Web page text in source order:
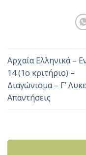
Αρχαία Ελληνικά –
14 (1ο κριτήριο) –
Διαγώνισμα – Γ’
Απαντήσεις